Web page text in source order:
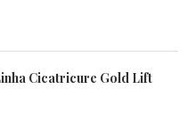
Cicatricure Gold Lift